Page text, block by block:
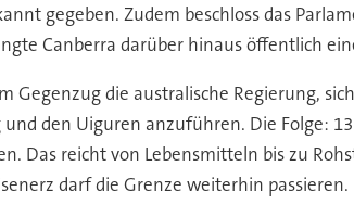
gegeben. Zudem beschloss das
Canberra darüber hinaus öffentlich
Gegenzug die australische Regierung,
den Uiguren anzuführen. Die Folge:
Das reicht von Lebensmitteln bis zu
darf die Grenze weiterhin passieren.